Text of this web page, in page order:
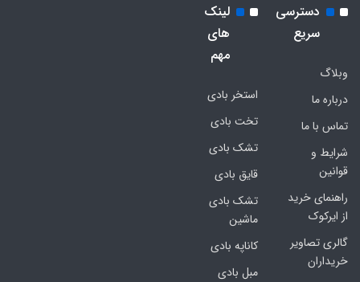
دسترسی
سریع
وبلاگ
درباره ما
تماس با ما
شرایط و
قوانین
راهنمای خرید
از ایرکوک
گالری تصاویر
خریداران
لینک
های
مهم
استخر بادی
تخت بادی
تشک بادی
قایق بادی
تشک بادی
ماشین
کاناپه بادی
مبل بادی